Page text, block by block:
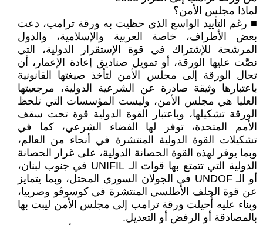
لماذا مجلس الأمن؟
■ رغم التأييد الواسع الذي حظيت به ورقة ترامب، دعت
بعض الأطراف، خاصة العربية والإسلامية، والدول
المرشحة للإشتراك في قوة الإستقرار الدولية، التي
نصَّت عليها الورقة، أو تمويل صناديق إعادة الإعمار، أن
تحال الورقة إلى مجلس الأمن لتأخذ صيغتها القانونية
باعتبارها وثيقة صادرة عن الشرعية الدولية، مرجعيتها
العليا هي مجلس الأمن، وليست المؤسسات التي تلحظ
الورقة تشكيلها، وباعتبار القوة الدولية قوة تحت سقف
الأمم المتحدة، توفر لها الفضاء الشرعي، كما في
تشكيلات القوة الدولية المنتشرة في أنحاء من العالم،
وبما يوفر لهذه القوة الحصانة الدولية، على غرار الحصانة
الدولية التي تتمتع بها قوات الـ UNIFIL في جنوب لبنان،
أو الـ UNDOF في الجولان السوري المحتل، وبما يتمايز
عن قوة الحلف الأطلسي المنتشرة في كوسوڤو وصربيا،
وبناء عليه أُحيلت ورقة ترامب إلى مجلس الأمن ليبت بها
بالمصادقة أو الرفض أو التعديل.